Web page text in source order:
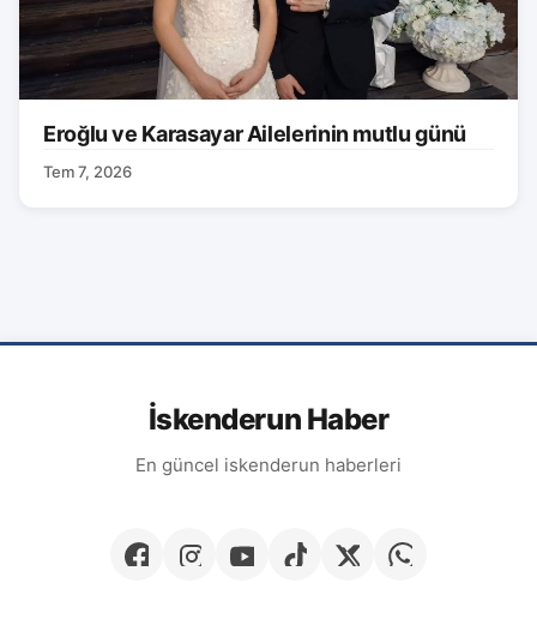
Eroğlu ve Karasayar Ailelerinin mutlu günü
Tem 7, 2026
İskenderun Haber
En güncel iskenderun haberleri